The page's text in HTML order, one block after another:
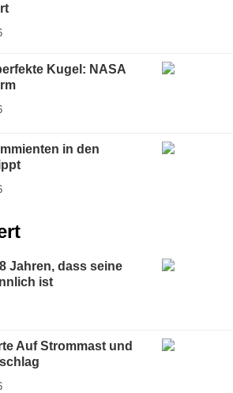
Kugel: NASA
in den
Jahren, dass seine
ist
Auf Strommast und